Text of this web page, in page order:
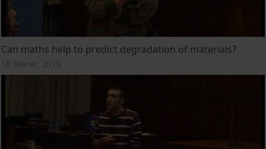
Can maths help to predict degradation of materials?
18 febrer, 2013